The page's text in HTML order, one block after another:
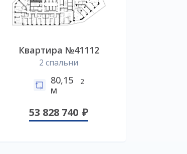
Квартира №41112
2 спальни
80,15
м
2
53 828 740